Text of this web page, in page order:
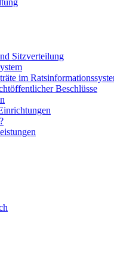
Sitzverteilung
im
Beschlüsse